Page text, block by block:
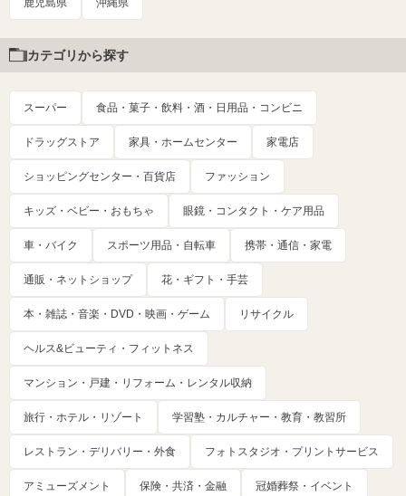
鹿児島県 沖縄県
カテゴリから探す
スーパー 食品・菓子・飲料・酒・日用品・コンビニ
ドラッグストア 家具・ホームセンター 家電店
ショッピングセンター・百貨店 ファッション
キッズ・ベビー・おもちゃ 眼鏡・コンタクト・ケア用品
車・バイク スポーツ用品・自転車 携帯・通信・家電
通販・ネットショップ 花・ギフト・手芸
本・雑誌・音楽・DVD・映画・ゲーム リサイクル
ヘルス&ビューティ・フィットネス
マンション・戸建・リフォーム・レンタル収納
旅行・ホテル・リゾート 学習塾・カルチャー・教育・教習所
レストラン・デリバリー・外食 フォトスタジオ・プリントサービス
アミューズメント 保険・共済・金融 冠婚葬祭・イベント